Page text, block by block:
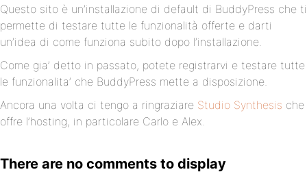
Questo sito è un’installazione di default di BuddyPress che ti
permette di testare tutte le funzionalità offerte e darti
un’idea di come funziona subito dopo l’installazione.
Come gia’ detto in passato, potete registrarvi e testare tutte
le funzionalita’ che BuddyPress mette a disposizione.
Ancora una volta ci tengo a ringraziare Studio Synthesis che
offre l’hosting, in particolare Carlo e Alex.
There are no comments to display